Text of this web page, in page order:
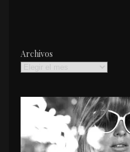
Archivos